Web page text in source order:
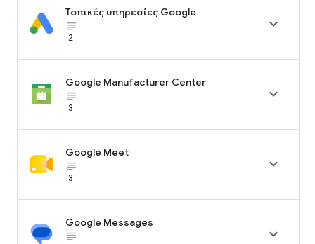
Τοπικές υπηρεσίες Google
subject_black
2

Google Manufacturer Center
subject_black
3

Google Meet
subject_black
3

Google Messages
subject_black
